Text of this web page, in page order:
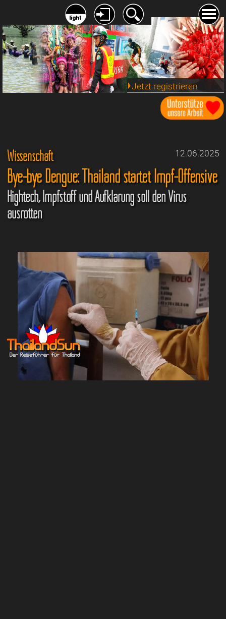
Jetzt registrieren
12.06.2025
Wissenschaft
Bye-bye Dengue: Thailand startet Impf-Offensive
Hightech, Impfstoff und Aufklärung soll den Virus
ausrotten